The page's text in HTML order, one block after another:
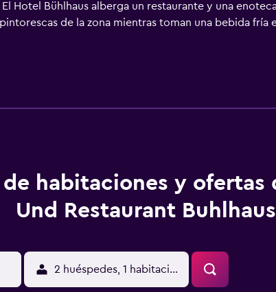
Hotel Bühlhaus alberga un restaurante y una
de la zona mientras toman una bebida
pueden practicar actividades al aire libre, como
La presa de Eibenstock Talsperre, donde se
habitaciones y ofertas
Und Restaurant Buhlhaus
2 huéspedes, 1 habitación